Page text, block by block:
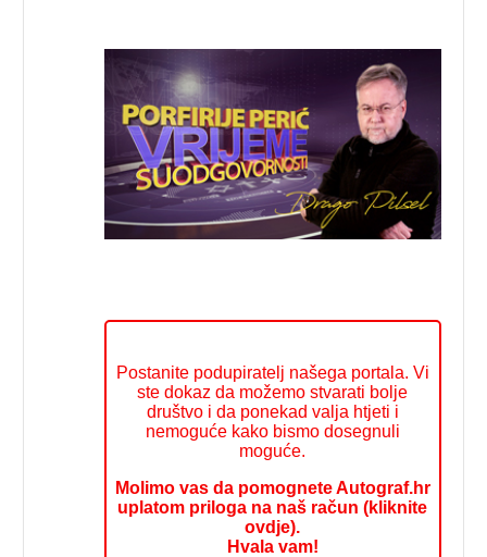
Postanite podupiratelj našega portala. Vi
ste dokaz da možemo stvarati bolje
društvo i da ponekad valja htjeti i
nemoguće kako bismo dosegnuli
moguće.
Molimo vas da pomognete Autograf.hr
uplatom priloga na naš račun (kliknite
ovdje).
Hvala vam!